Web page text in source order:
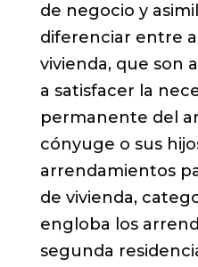
de negocio y
diferenciar entre
vivienda, que son
a satisfacer la
permanente del
cónyuge o sus
arrendamientos
de vivienda,
engloba los
segunda